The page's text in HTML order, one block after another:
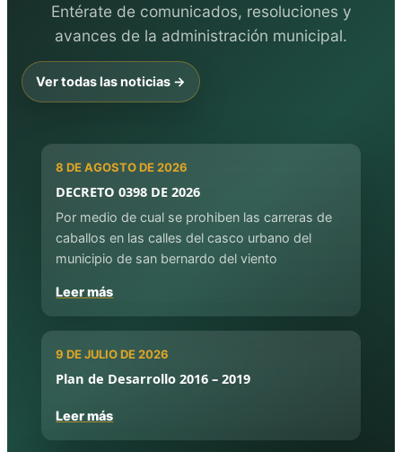
Entérate de comunicados, resoluciones y
avances de la administración municipal.
Ver todas las noticias →
8 DE AGOSTO DE 2026
DECRETO 0398 DE 2026
Por medio de cual se prohiben las carreras de
caballos en las calles del casco urbano del
municipio de san bernardo del viento
Leer más
9 DE JULIO DE 2026
Plan de Desarrollo 2016 – 2019
Leer más